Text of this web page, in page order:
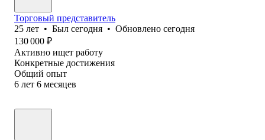
Торговый представитель
25 лет • Был сегодня • Обновлено сегодня
130 000 ₽
Активно ищет работу
Конкретные достижения
Общий опыт
6 лет 6 месяцев